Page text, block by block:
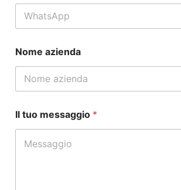
Nome azienda
o
m
Il tuo messaggio *